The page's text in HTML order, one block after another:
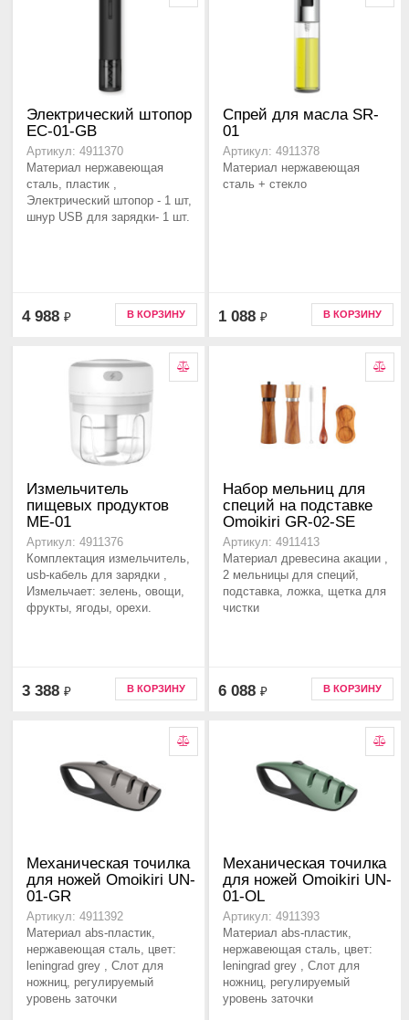
Электрический штопор
EC-01-GB
Артикул: 4911370
Материал нержавеющая
сталь, пластик ,
Электрический штопор - 1 шт,
шнур USB для зарядки- 1 шт.
4 988 ₽ В КОРЗИНУ
Спрей для масла SR-
01
Артикул: 4911378
Материал нержавеющая
сталь + стекло
1 088 ₽ В КОРЗИНУ
Измельчитель
пищевых продуктов
ME-01
Артикул: 4911376
Комплектация измельчитель,
usb-кабель для зарядки ,
Измельчает: зелень, овощи,
фрукты, ягоды, орехи.
3 388 ₽ В КОРЗИНУ
Набор мельниц для
специй на подставке
Omoikiri GR-02-SE
Артикул: 4911413
Материал древесина акации ,
2 мельницы для специй,
подставка, ложка, щетка для
чистки
6 088 ₽ В КОРЗИНУ
Механическая точилка
для ножей Omoikiri UN-
01-GR
Артикул: 4911392
Материал abs-пластик,
нержавеющая сталь, цвет:
leningrad grey , Слот для
ножниц, регулируемый
уровень заточки
Механическая точилка
для ножей Omoikiri UN-
01-OL
Артикул: 4911393
Материал abs-пластик,
нержавеющая сталь, цвет:
leningrad grey , Слот для
ножниц, регулируемый
уровень заточки